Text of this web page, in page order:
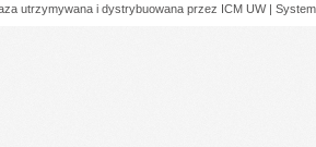
utrzymywana i dystrybuowana przez ICM UW |